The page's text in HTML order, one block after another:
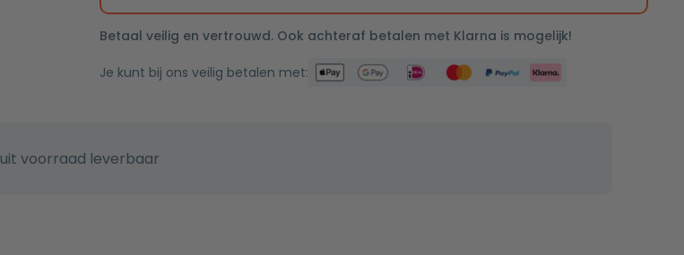
rooster
aantal
Betaal veilig en vertrouwd. Ook achteraf betalen met Klarna is mogelijk!
Je kunt bij ons veilig betalen met:
uit voorraad leverbaar